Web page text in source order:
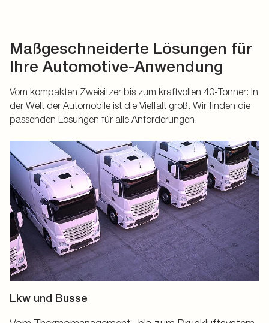
Maßgeschneiderte Lösungen für
Ihre Automotive-Anwendung
Vom kompakten Zweisitzer bis zum kraftvollen 40-Tonner: In
der Welt der Automobile ist die Vielfalt groß. Wir finden die
passenden Lösungen für alle Anforderungen.
Lkw und Busse